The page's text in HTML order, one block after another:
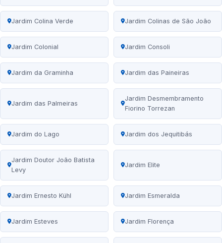
Jardim Colina Verde Jardim Colinas de São João
Jardim Colonial Jardim Consoli
Jardim da Graminha Jardim das Paineiras
Jardim das Palmeiras
Jardim Desmembramento
Fiorino Torrezan
Jardim do Lago Jardim dos Jequitibás
Jardim Doutor João Batista
Levy
Jardim Elite
Jardim Ernesto Kühl Jardim Esmeralda
Jardim Esteves Jardim Florença